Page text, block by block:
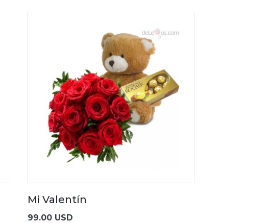
Mi Valentín
99.00 USD